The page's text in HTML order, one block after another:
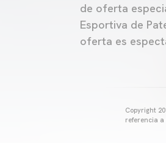
de oferta
Esportiva de
oferta es
Copyright
referencia a